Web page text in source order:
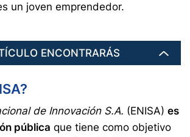
un joven emprendedor.
ENCONTRARÁS
de Innovación S.A. (ENISA) es
pública que tiene como objetivo